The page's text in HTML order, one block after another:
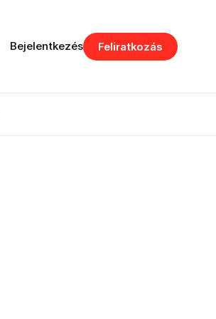
Bejelentkezés Feliratkozás